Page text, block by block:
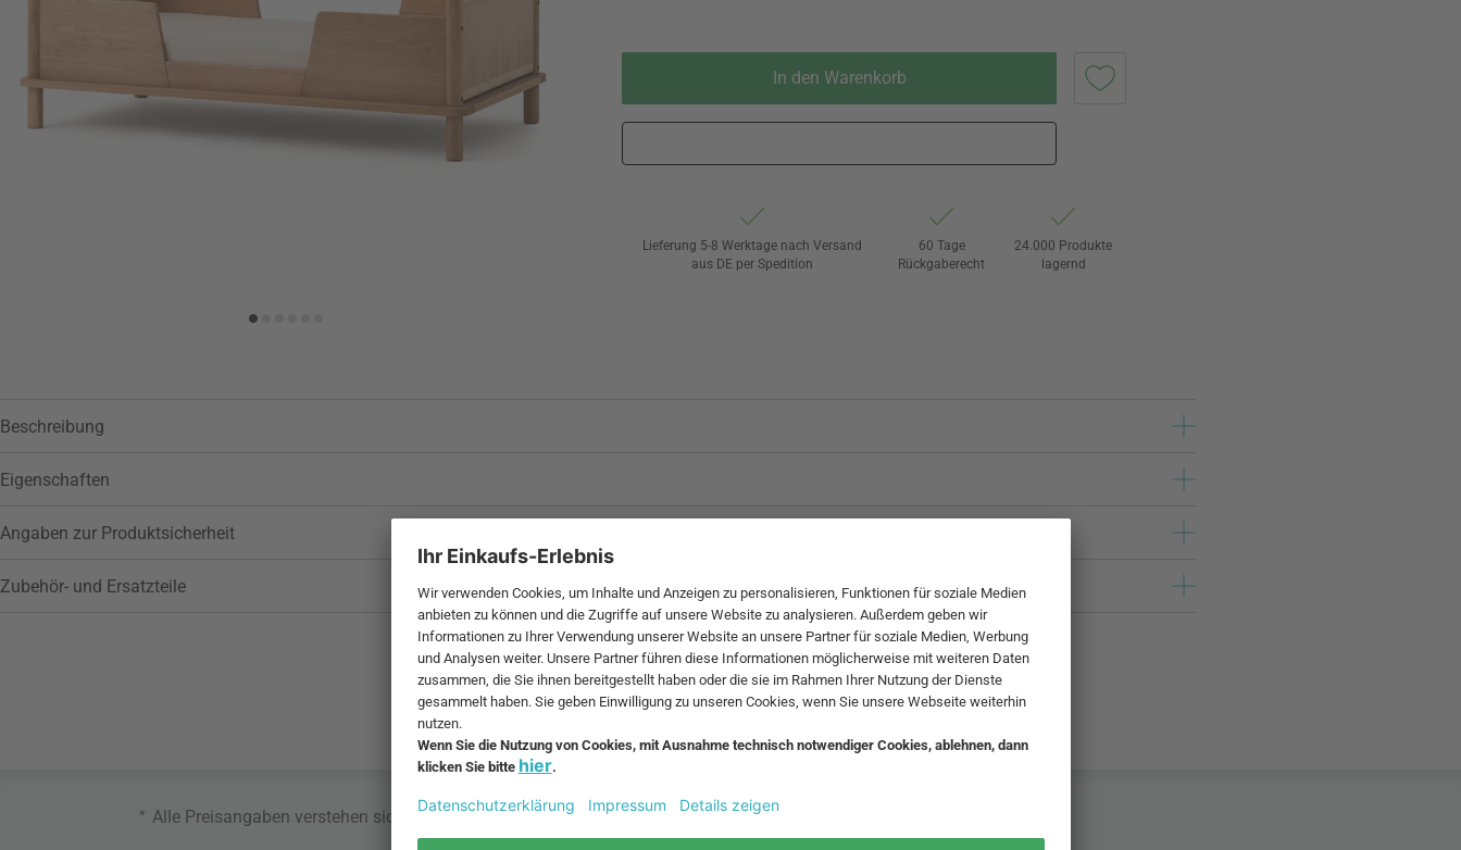
In den Warenkorb
Wunschliste hinzufügen
Lieferung 5-8 Werktage nach Versand
aus DE per Spedition
60 Tage
Rückgaberecht
24.000 Produkte
lagernd
Beschreibung
Eigenschaften
Angaben zur Produktsicherheit
Zubehör- und Ersatzteile
* Alle Preisangaben verstehen sich inklusive MwSt. und zzgl.Versandkosten.